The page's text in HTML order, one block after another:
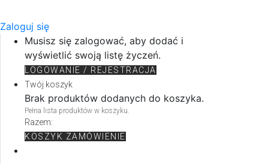
Zaloguj się
Musisz się zalogować, aby dodać i
wyświetlić swoją listę życzeń.
LOGOWANIE / REJESTRACJA
Twój koszyk
Brak produktów dodanych do koszyka.
Pełna lista produktów w koszyku.
Razem:
KOSZYK ZAMÓWIENIE